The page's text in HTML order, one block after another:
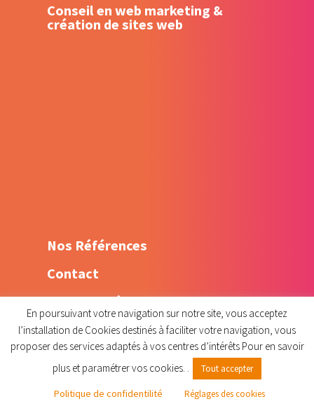
Conseil en web marketing &
création de sites web
Nos Références
Contact
Mentions légales
Politique de confidentialité
Christelleroy.com © 2015 - designed bykrisken
En poursuivant votre navigation sur notre site, vous acceptez
l’installation de Cookies destinés à faciliter votre navigation, vous
proposer des services adaptés à vos centres d’intérêts Pour en savoir
plus et paramétrer vos cookies. .
Tout accepter
Politique de confidentilité Réglages des cookies